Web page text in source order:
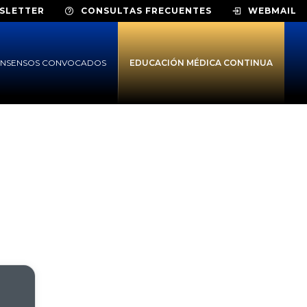
CONSULTAS FRECUENTES WEBMAIL
CONVOCADOS EDUCACIÓN MÉDICA CONTINUA